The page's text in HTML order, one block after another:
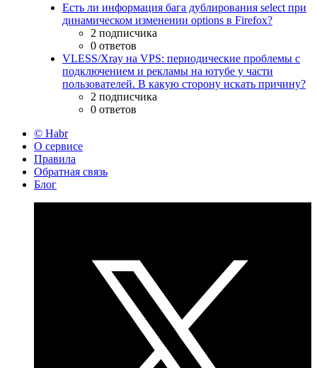
Есть ли информация бага дублирования select при
динамическом изменении options в Firefox?
2 подписчика
0 ответов
VLESS/Xray на VPS: периодические проблемы с
подключением и рекламы на ютубе у части
пользователей. В какую сторону искать причину?
2 подписчика
0 ответов
© Habr
О сервисе
Правила
Обратная связь
Блог